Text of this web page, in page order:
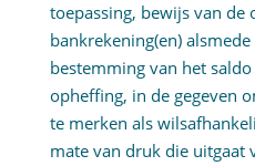
toepassing, bewijs van de
bankrekening(en)
bestemming van het
opheffing, in de gegeven
te merken als
mate van druk die uitgaat